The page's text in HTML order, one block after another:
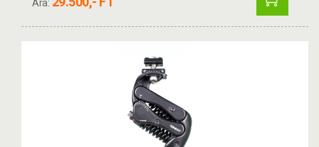
Ára: